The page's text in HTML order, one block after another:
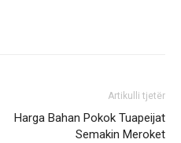
Artikulli tjetër
Harga Bahan Pokok Tuapeijat
Semakin Meroket